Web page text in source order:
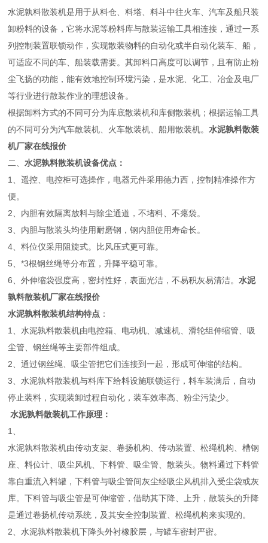
水泥孰料散装机是用于从料仓、料塔、料斗中往火车、汽车及船只装
卸粉料的设备，它将水泥等粉料库与散装运输工具相连接，通过一系
列控制装置联锁动作，实现散装物料的自动化或半自动化装车、船，
可适应不同的车、船装载需要。其卸料口高度可以调节，且有防止粉
尘飞扬的功能，能有效地控制环境污染，是水泥、化工、冶金及电厂
等行业进行散装作业的理想设备。
根据卸料方式的不同可分为库底散装机和库侧散装机；根据运输工具
的不同可分为汽车散装机、火车散装机、船用散装机。水泥孰料散装
机厂家在线报价
二、水泥孰料散装机设备优点：
1、遥控、电控柜可选操作，电器元件采用德力西，控制精准操作方
便。
2、内胆有效隔离放料与除尘通道，不堵料、不瘪袋。
3、内胆与散装头均使用耐磨钢，钢内胆使用寿命长。
4、料位仪采用阻旋式。比风压式更可靠。
5、*3根钢丝绳等分布置，升降平稳可靠。
6、外伸缩袋强度高，密封性好，表面光洁，不易积灰易清洁。水泥
孰料散装机厂家在线报价
水泥孰料散装机结构特点 ：
1、水泥孰料散装机由电控箱、电动机、减速机、滑轮组伸缩管、吸
尘管、钢丝绳等主要部件组成。
2、通过钢丝绳、吸尘管把它们连接到一起，形成可伸缩的结构。
3、水泥孰料散装机与料库下给料设施联锁运行，料车装满后，自动
停止装料，实现装卸过程自动化，装车效率高、粉尘污染少。
水泥孰料散装机工作原理：
1、
水泥孰料散装机由传动支架、卷扬机构、传动装置、松绳机构、槽钢
座、料位计、吸尘风机、下料管、吸尘管、散装头。物料通过下料管
靠自重流入料罐，下料管与吸尘管间灰尘经吸尘风机排入受尘袋或灰
库。下料管与吸尘管是可伸缩管，借助其下降、上升，散装头的升降
是通过卷扬机传动系统，及其安全控制装置、松绳机构来实现的。
2、水泥孰料散装机下降头外衬橡胶层，与罐车密封严密。